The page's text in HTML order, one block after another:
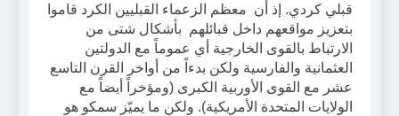
قبلي كردي. إذ أن معظم الزعماء القبليين الكرد قاموا
بتعزيز مواقعهم داخل قبائلهم بأشكال شتى من
الارتباط بالقوى الخارجية أي عموماً مع الدولتين
العثمانية والفارسية ولكن بدءاً من أواخر القرن التاسع
عشر مع القوى الأوربية الكبرى (ومؤخراً أيضاً مع
الولايات المتحدة الأمريكية). ولكن ما يميّز سمكو هو